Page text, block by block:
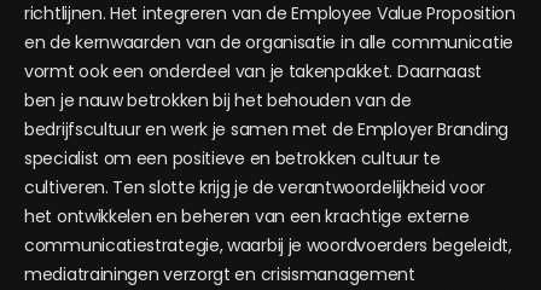
richtlijnen. Het integreren van de Employee Value Proposition
en de kernwaarden van de organisatie in alle communicatie
vormt ook een onderdeel van je takenpakket. Daarnaast
ben je nauw betrokken bij het behouden van de
bedrijfscultuur en werk je samen met de Employer Branding
specialist om een positieve en betrokken cultuur te
cultiveren. Ten slotte krijg je de verantwoordelijkheid voor
het ontwikkelen en beheren van een krachtige externe
communicatiestrategie, waarbij je woordvoerders begeleidt,
mediatrainingen verzorgt en crisismanagement